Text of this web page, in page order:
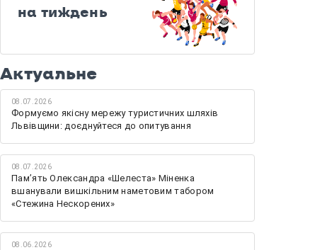
на тиждень
Актуальне
08.07.2026
Формуємо якісну мережу туристичних шляхів
Львівщини: доєднуйтеся до опитування
08.07.2026
Памʼять Олександра «Шелеста» Міненка
вшанували вишкільним наметовим табором
«Стежина Нескорених»
08.06.2026